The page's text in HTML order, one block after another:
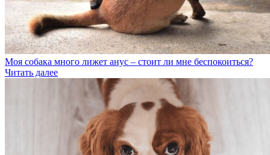
Моя собака много лижет анус – стоит ли мне беспокоиться?
Читать далее